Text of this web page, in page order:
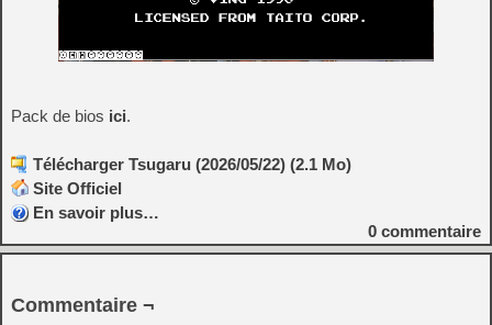
Pack de bios ici.
Télécharger Tsugaru (2026/05/22) (2.1 Mo)
Site Officiel
En savoir plus…
0 commentaire
Commentaire ¬